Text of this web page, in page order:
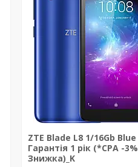
ZTE Blade L8 1/16Gb Blue
Гарантія 1 рік (*CPA -3%
Знижка)_K